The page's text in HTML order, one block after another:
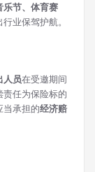
乐节、体育赛
行业保驾护航。
人员在受邀期间
任为保险标的
当承担的经济赔